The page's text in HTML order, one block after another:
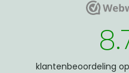
WebwinkelKeur
klantenbeoordeling